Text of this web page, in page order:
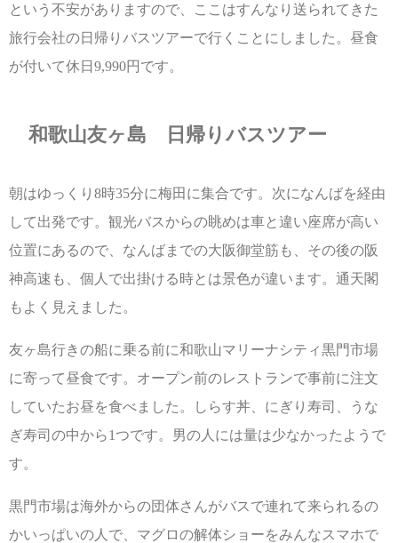
という不安がありますので、ここはすんなり送られてきた
旅行会社の日帰りバスツアーで行くことにしました。昼食
が付いて休日9,990円です。
和歌山友ヶ島 日帰りバスツアー
朝はゆっくり8時35分に梅田に集合です。次になんばを経由
して出発です。観光バスからの眺めは車と違い座席が高い
位置にあるので、なんばまでの大阪御堂筋も、その後の阪
神高速も、個人で出掛ける時とは景色が違います。通天閣
もよく見えました。
友ヶ島行きの船に乗る前に和歌山マリーナシティ黒門市場
に寄って昼食です。オープン前のレストランで事前に注文
していたお昼を食べました。しらす丼、にぎり寿司、うな
ぎ寿司の中から1つです。男の人には量は少なかったようで
す。
黒門市場は海外からの団体さんがバスで連れて来られるの
かいっぱいの人で、マグロの解体ショーをみんなスマホで